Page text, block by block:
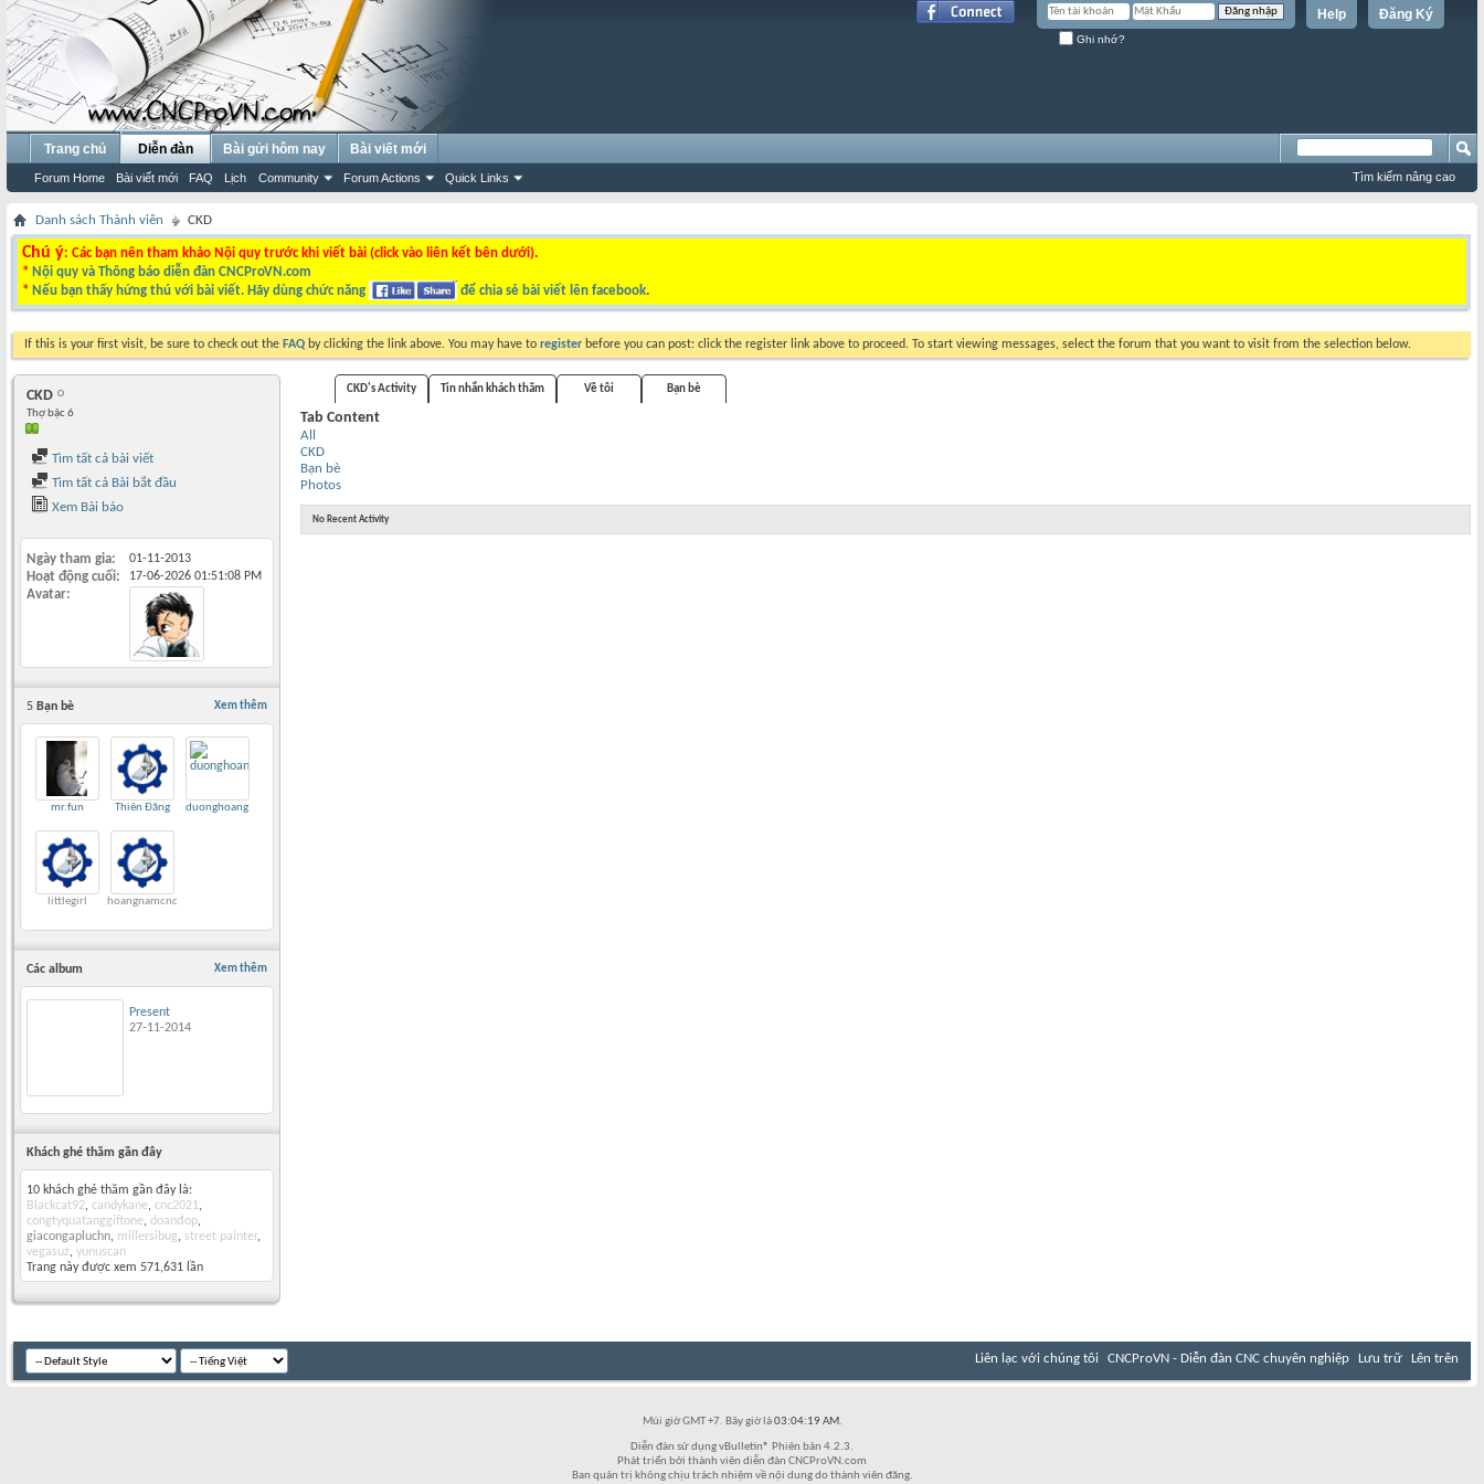
Đăng Ký
Help
Ghi nhớ?
Trang chủ Diễn đàn
Forum Home Bài viết mới FAQ Lịch Community Forum Actions Quick Links
Bài gửi hôm nay Bài viết mới
Tìm kiếm nâng cao
Danh sách Thành viên CKD
Chú ý: Các bạn nên tham khảo Nội quy trước khi viết bài (click vào liên kết bên dưới).
* Nội quy và Thông báo diễn đàn CNCProVN.com
* Nếu bạn thấy hứng thú với bài viết. Hãy dùng chức năng để chia sẻ bài viết lên facebook.
If this is your first visit, be sure to check out the FAQ by clicking the link above. You may have to register before you can post: click the register link above to proceed. To start viewing messages, select the forum that you want to visit from the selection below.
CKD
Thợ bậc 6
Tìm tất cả bài viết
Tìm tất cả Bài bắt đầu
Xem Bài báo
Ngày tham gia 01-11-2013
Hoạt động cuối 17-06-2026 01:51:08 PM
Avatar
Xem thêm
5 Bạn bè
mr.fun Thiên Đăng duonghoang
littlegirl hoangnamcnc
Xem thêm
Các album
Present
27-11-2014
Khách ghé thăm gần đây
10 khách ghé thăm gần đây là:
Blackcat92, candykane, cnc2021,
congtyquatanggiftone, doanđop,
giacongapluchn, millersibug, street painter,
vegasuz, yunuscan
Trang này được xem 571,631 lần
CKD's Activity Tin nhắn khách thăm Về tôi Bạn bè
Tab Content
All
CKD
Bạn bè
Photos
No Recent Activity
Liên lạc với chúng tôi CNCProVN - Diễn đàn CNC chuyên nghiệp Lưu trữ Lên trên
Múi giờ GMT +7. Bây giờ là03:04:19 AM.
Diễn đàn sử dụng vBulletin® Phiên bản 4.2.3.
Phát triển bởi thành viên diễn đàn CNCProVN.com
Ban quản trị không chịu trách nhiệm về nội dung do thành viên đăng.